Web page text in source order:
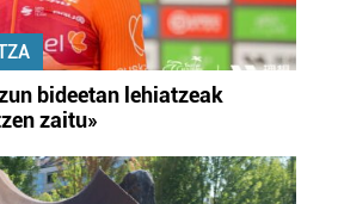
bideetan lehiatzeak
zaitu»